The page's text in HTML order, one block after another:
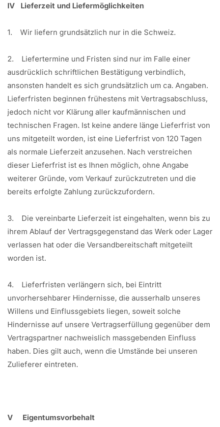
IV Lieferzeit und Liefermöglichkeiten
1. Wir liefern grundsätzlich nur in die Schweiz.
2. Liefertermine und Fristen sind nur im Falle einer
ausdrücklich schriftlichen Bestätigung verbindlich,
ansonsten handelt es sich grundsätzlich um ca. Angaben.
Lieferfristen beginnen frühestens mit Vertragsabschluss,
jedoch nicht vor Klärung aller kaufmännischen und
technischen Fragen. Ist keine andere länge Lieferfrist von
uns mitgeteilt worden, ist eine Lieferfrist von 120 Tagen
als normale Lieferzeit anzusehen. Nach verstreichen
dieser Lieferfrist ist es Ihnen möglich, ohne Angabe
weiterer Gründe, vom Verkauf zurückzutreten und die
bereits erfolgte Zahlung zurückzufordern.
3. Die vereinbarte Lieferzeit ist eingehalten, wenn bis zu
ihrem Ablauf der Vertragsgegenstand das Werk oder Lager
verlassen hat oder die Versandbereitschaft mitgeteilt
worden ist.
4. Lieferfristen verlängern sich, bei Eintritt
unvorhersehbarer Hindernisse, die ausserhalb unseres
Willens und Einflussgebiets liegen, soweit solche
Hindernisse auf unsere Vertragserfüllung gegenüber dem
Vertragspartner nachweislich massgebenden Einfluss
haben. Dies gilt auch, wenn die Umstände bei unseren
Zulieferer eintreten.
V Eigentumsvorbehalt